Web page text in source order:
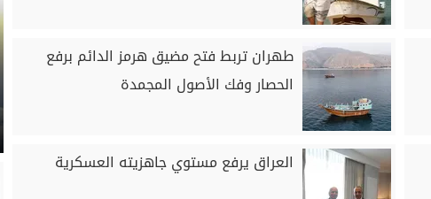
طهران تربط فتح مضيق هرمز الدائم برفع
الحصار وفك الأصول المجمدة
العراق يرفع مستوي جاهزيته العسكرية